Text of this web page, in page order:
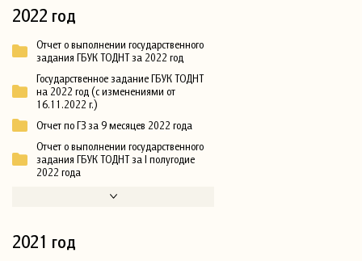
2022 год
Отчет о выполнении государственного
задания ГБУК ТОДНТ за 2022 год
Государственное задание ГБУК ТОДНТ
на 2022 год (с изменениями от
16.11.2022 г.)
Отчет по ГЗ за 9 месяцев 2022 года
Отчет о выполнении государственного
задания ГБУК ТОДНТ за I полугодие
2022 года
2021 год